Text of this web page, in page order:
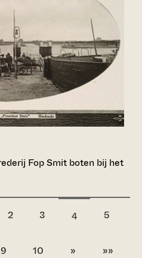
Fop Smit boten bij het
2 3 4 5
9 10 » »»